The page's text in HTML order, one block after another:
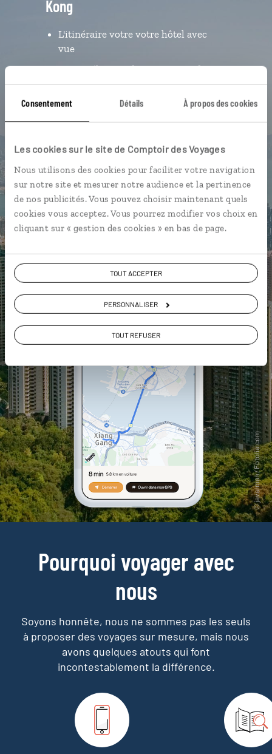
Consentement Détails À propos des cookies
Les cookies sur le site de Comptoir des Voyages
Nous utilisons des cookies pour faciliter votre navigation
sur notre site et mesurer notre audience et la pertinence
de nos publicités. Vous pouvez choisir maintenant quels
cookies vous acceptez. Vous pourrez modifier vos choix en
cliquant sur « gestion des cookies » en bas de page.
TOUT ACCEPTER
PERSONNALISER
TOUT REFUSER
Kong
L'itinéraire votre votre hôtel avec
vue
Notre sélection de restaurants de
dim sum
Nos bonnes adresses à souvenirs
géolocalisées
vous-même
DÉCOUVRIR LUCIOLE
Pourquoi voyager avec
nous
Soyons honnête, nous ne sommes pas les seuls
à proposer des voyages sur mesure, mais nous
avons quelques atouts qui font
incontestablement la différence.